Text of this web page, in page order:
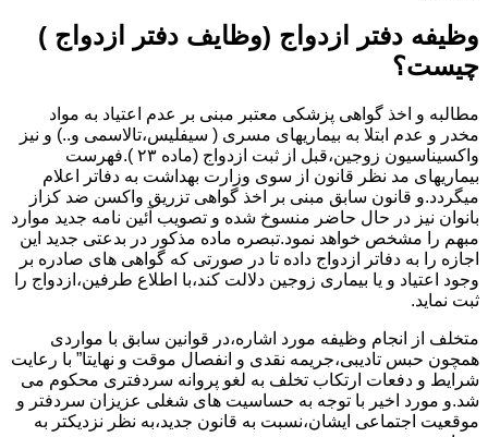
وظیفه دفتر ازدواج (وظایف دفتر ازدواج )
چیست؟
مطالبه و اخذ گواهی پزشکی معتبر مبنی بر عدم اعتیاد به مواد
مخدر و عدم ابتلا به بیماریهای مسری ( سیفلیس،تالاسمی و..) و نیز
واکسیناسیون زوجین،قبل از ثبت ازدواج (ماده ۲۳ ).فهرست
بیماریهای مد نظر قانون از سوی وزارت بهداشت به دفاتر اعلام
میگردد.و قانون سابق مبنی بر اخذ گواهی تزریق واکسن ضد کزاز
بانوان نیز در حال حاضر منسوخ شده و تصویب آئین نامه جدید موارد
مبهم را مشخص خواهد نمود.تبصره ماده مذکور در بدعتی جدید این
اجازه را به دفاتر ازدواج داده تا در صورتی که گواهی های صادره بر
وجود اعتیاد و یا بیماری زوجین دلالت کند،با اطلاع طرفین،ازدواج را
ثبت نماید.
متخلف از انجام وظیفه مورد اشاره،در قوانین سابق با مواردی
همچون حبس تادیبی،جریمه نقدی و انفصال موقت و نهایتا” با رعایت
شرایط و دفعات ارتکاب تخلف به لغو پروانه سردفتری محکوم می
شد.و مورد اخیر با توجه به حساسیت های شغلی عزیزان سردفتر و
موقعیت اجتماعی ایشان،نسبت به قانون جدید،به نظر نزدیکتر به